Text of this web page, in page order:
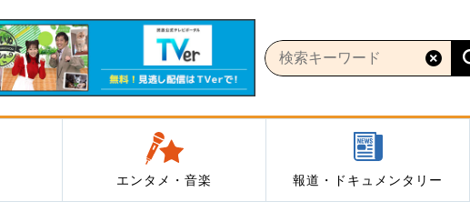
エンタメ・音楽 報道・ドキュメンタリー